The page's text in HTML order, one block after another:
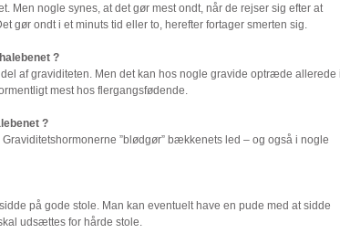
Men nogle synes, at det gør mest ondt, når de rejser sig efter at
gør ondt i et minuts tid eller to, herefter fortager smerten sig.
?
af graviditeten. Men det kan hos nogle gravide optræde allerede i
mest hos flergangsfødende.
?
”blødgør” bækkenets led – og også i nogle
på gode stole. Man kan eventuelt have en pude med at sidde
udsættes for hårde stole.